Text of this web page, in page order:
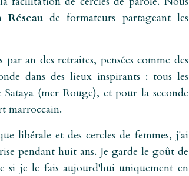
Réseaude formateurs partageant les
an des retraites, pensées comme des
dans des lieux inspirants : tous les
Sataya (mer Rouge), et pour la seconde
marroccain.
libérale et des cercles de femmes, j'ai
pendant huit ans. Je garde le goût de
si je le fais aujourd'hui uniquement en